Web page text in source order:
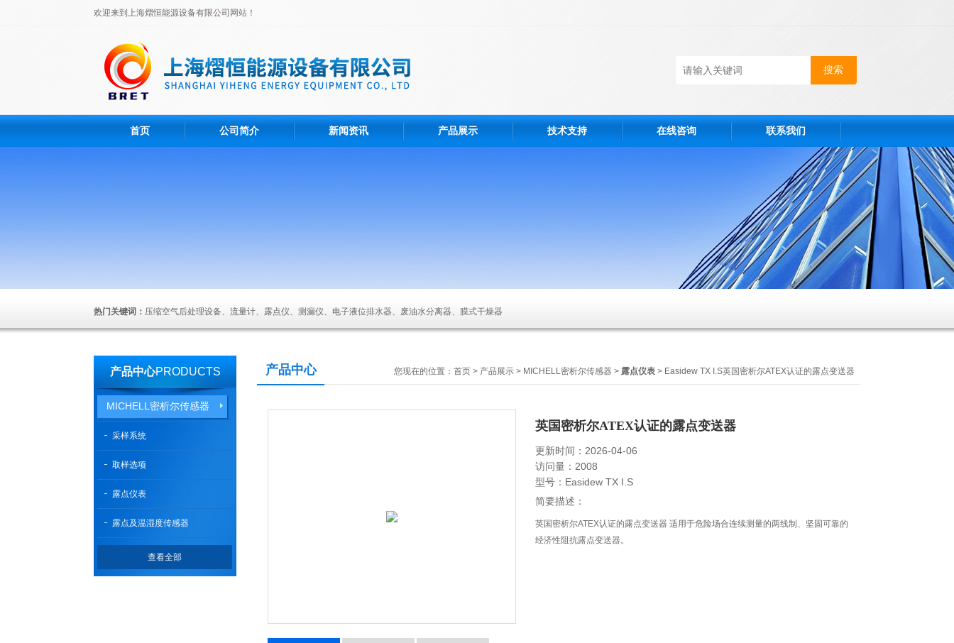
欢迎来到上海熠恒能源设备有限公司网站！
首页 公司简介 新闻资讯 产品展示 技术支持 在线咨询 联系我们
热门关键词： 压缩空气后处理设备、流量计、露点仪、测漏仪、电子液位排水器、废油水分离器、膜式干燥器
产品中心PRODUCTS
MICHELL密析尔传感器
采样系统
取样选项
露点仪表
露点及温湿度传感器
查看全部
产品中心 您现在的位置： 首页 > 产品展示 > MICHELL密析尔传感器 > 露点仪表 > Easidew TX I.S英国密析尔ATEX认证的露点变送器
英国密析尔ATEX认证的露点变送器
更新时间：2026-04-06
访问量：2008
型号：Easidew TX I.S
简要描述：
英国密析尔ATEX认证的露点变送器 适用于危险场合连续测量的两线制、坚固可靠的
经济性阻抗露点变送器。